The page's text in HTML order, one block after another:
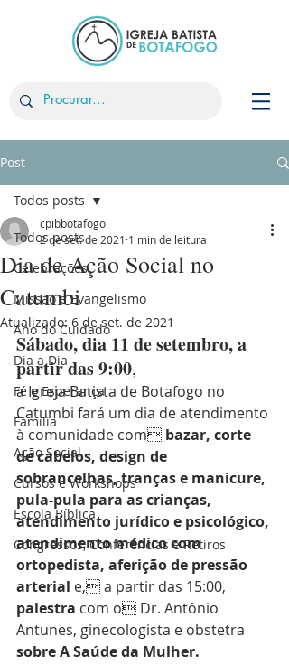
Post
Todos posts
Celebrações
Missão e Evangelismo
Ano do Cuidado
Dia a Dia
Fé e Esperança
Família
Ação Social
Cursos e Workshops
Escola Bíblica
Congressos, Conferências e Retiros
Todos posts
Dia de Ação Social no
Catumbi
cpibbotafogo
2 de set. de 2021 1 min de leitura
Atualizado: 6 de set. de 2021
Sábado, dia 11 de setembro, a
partir das 9:00,
a Igreja Batista de Botafogo no
Catumbi fará um dia de atendimento
à comunidade com bazar, corte
de cabelos, design de
sobrancelhas, tranças e manicure,
pula-pula para as crianças,
atendimento jurídico e psicológico,
atendimento médico com
ortopedista, aferição de pressão
arterial e, a partir das 15:00,
palestra com o Dr. Antônio
Antunes, ginecologista e obstetra
sobre A Saúde da Mulher.